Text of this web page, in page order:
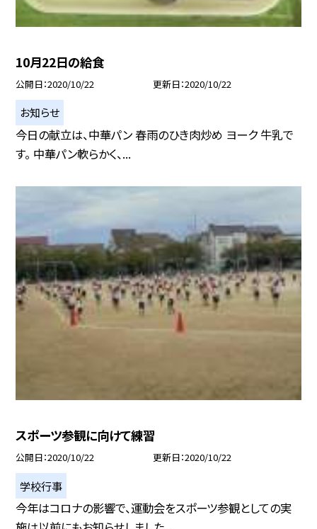
10月22日の給食
公開日 2020/10/22 更新日 2020/10/22
お知らせ
今日の献立は、中華パン 春雨のひき肉炒め ヨーク 牛乳で
す。 中華パン軟らかく、...
スポーツ参観に向けて練習
公開日 2020/10/22 更新日 2020/10/22
学校行事
今年はコロナの影響で、運動会をスポーツ参観としての実